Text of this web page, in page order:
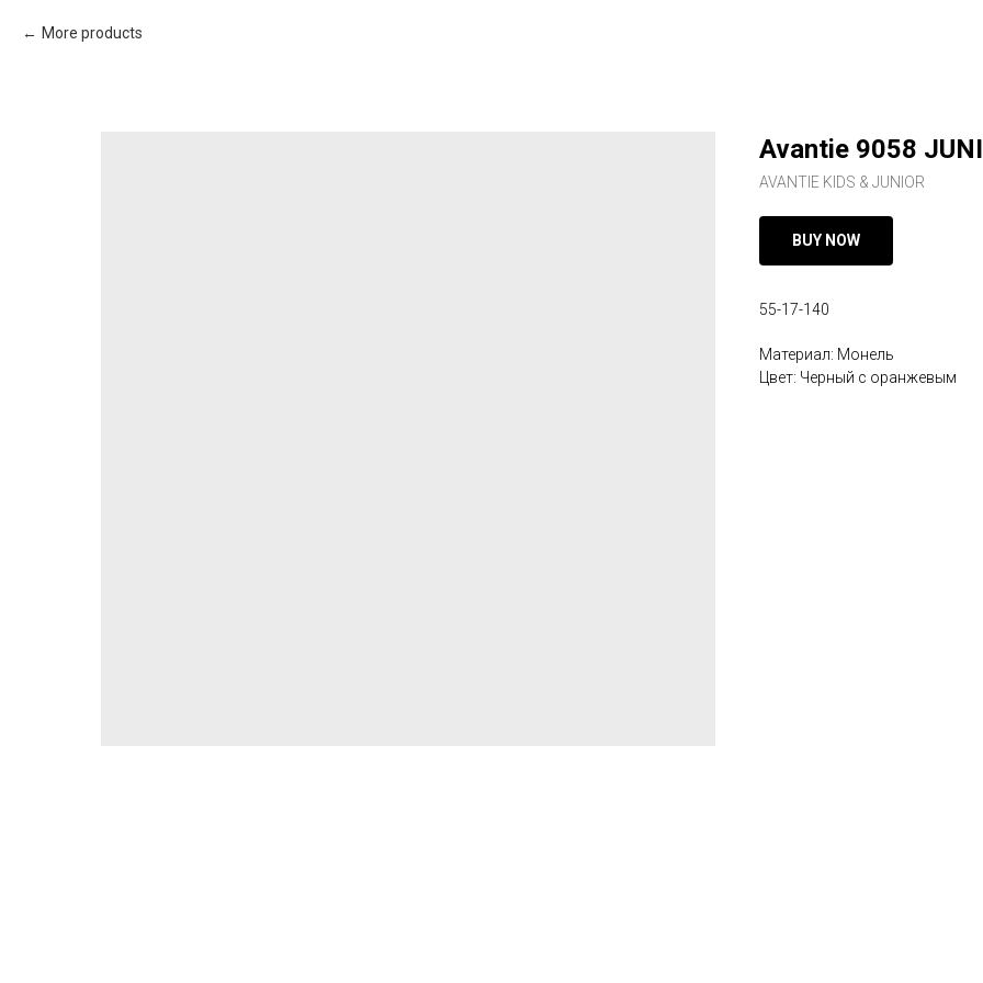
More products
Avantie 9058
AVANTIE KIDS & JUNIOR
BUY NOW
55-17-140
Материал: Монель
Цвет: Черный с оранжевым